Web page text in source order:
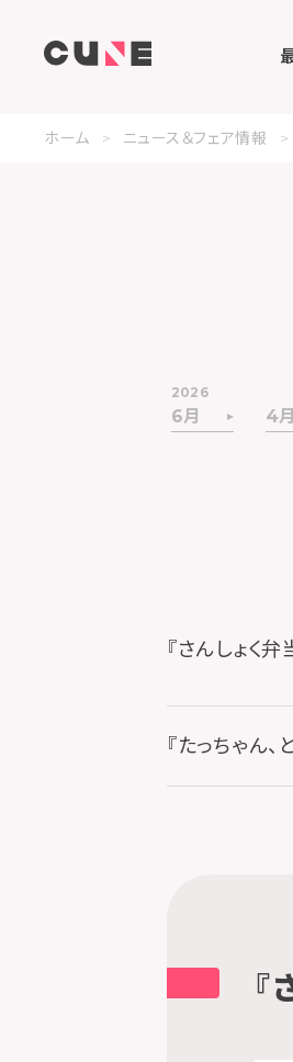
ホーム ニュース＆フェア情報
2026
6月 4月
『さんしょく
『たっちゃん
『